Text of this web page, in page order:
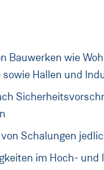
für Eltern
Bauwerken wie
sowie Hallen und
Schalungen
im Hoch- und